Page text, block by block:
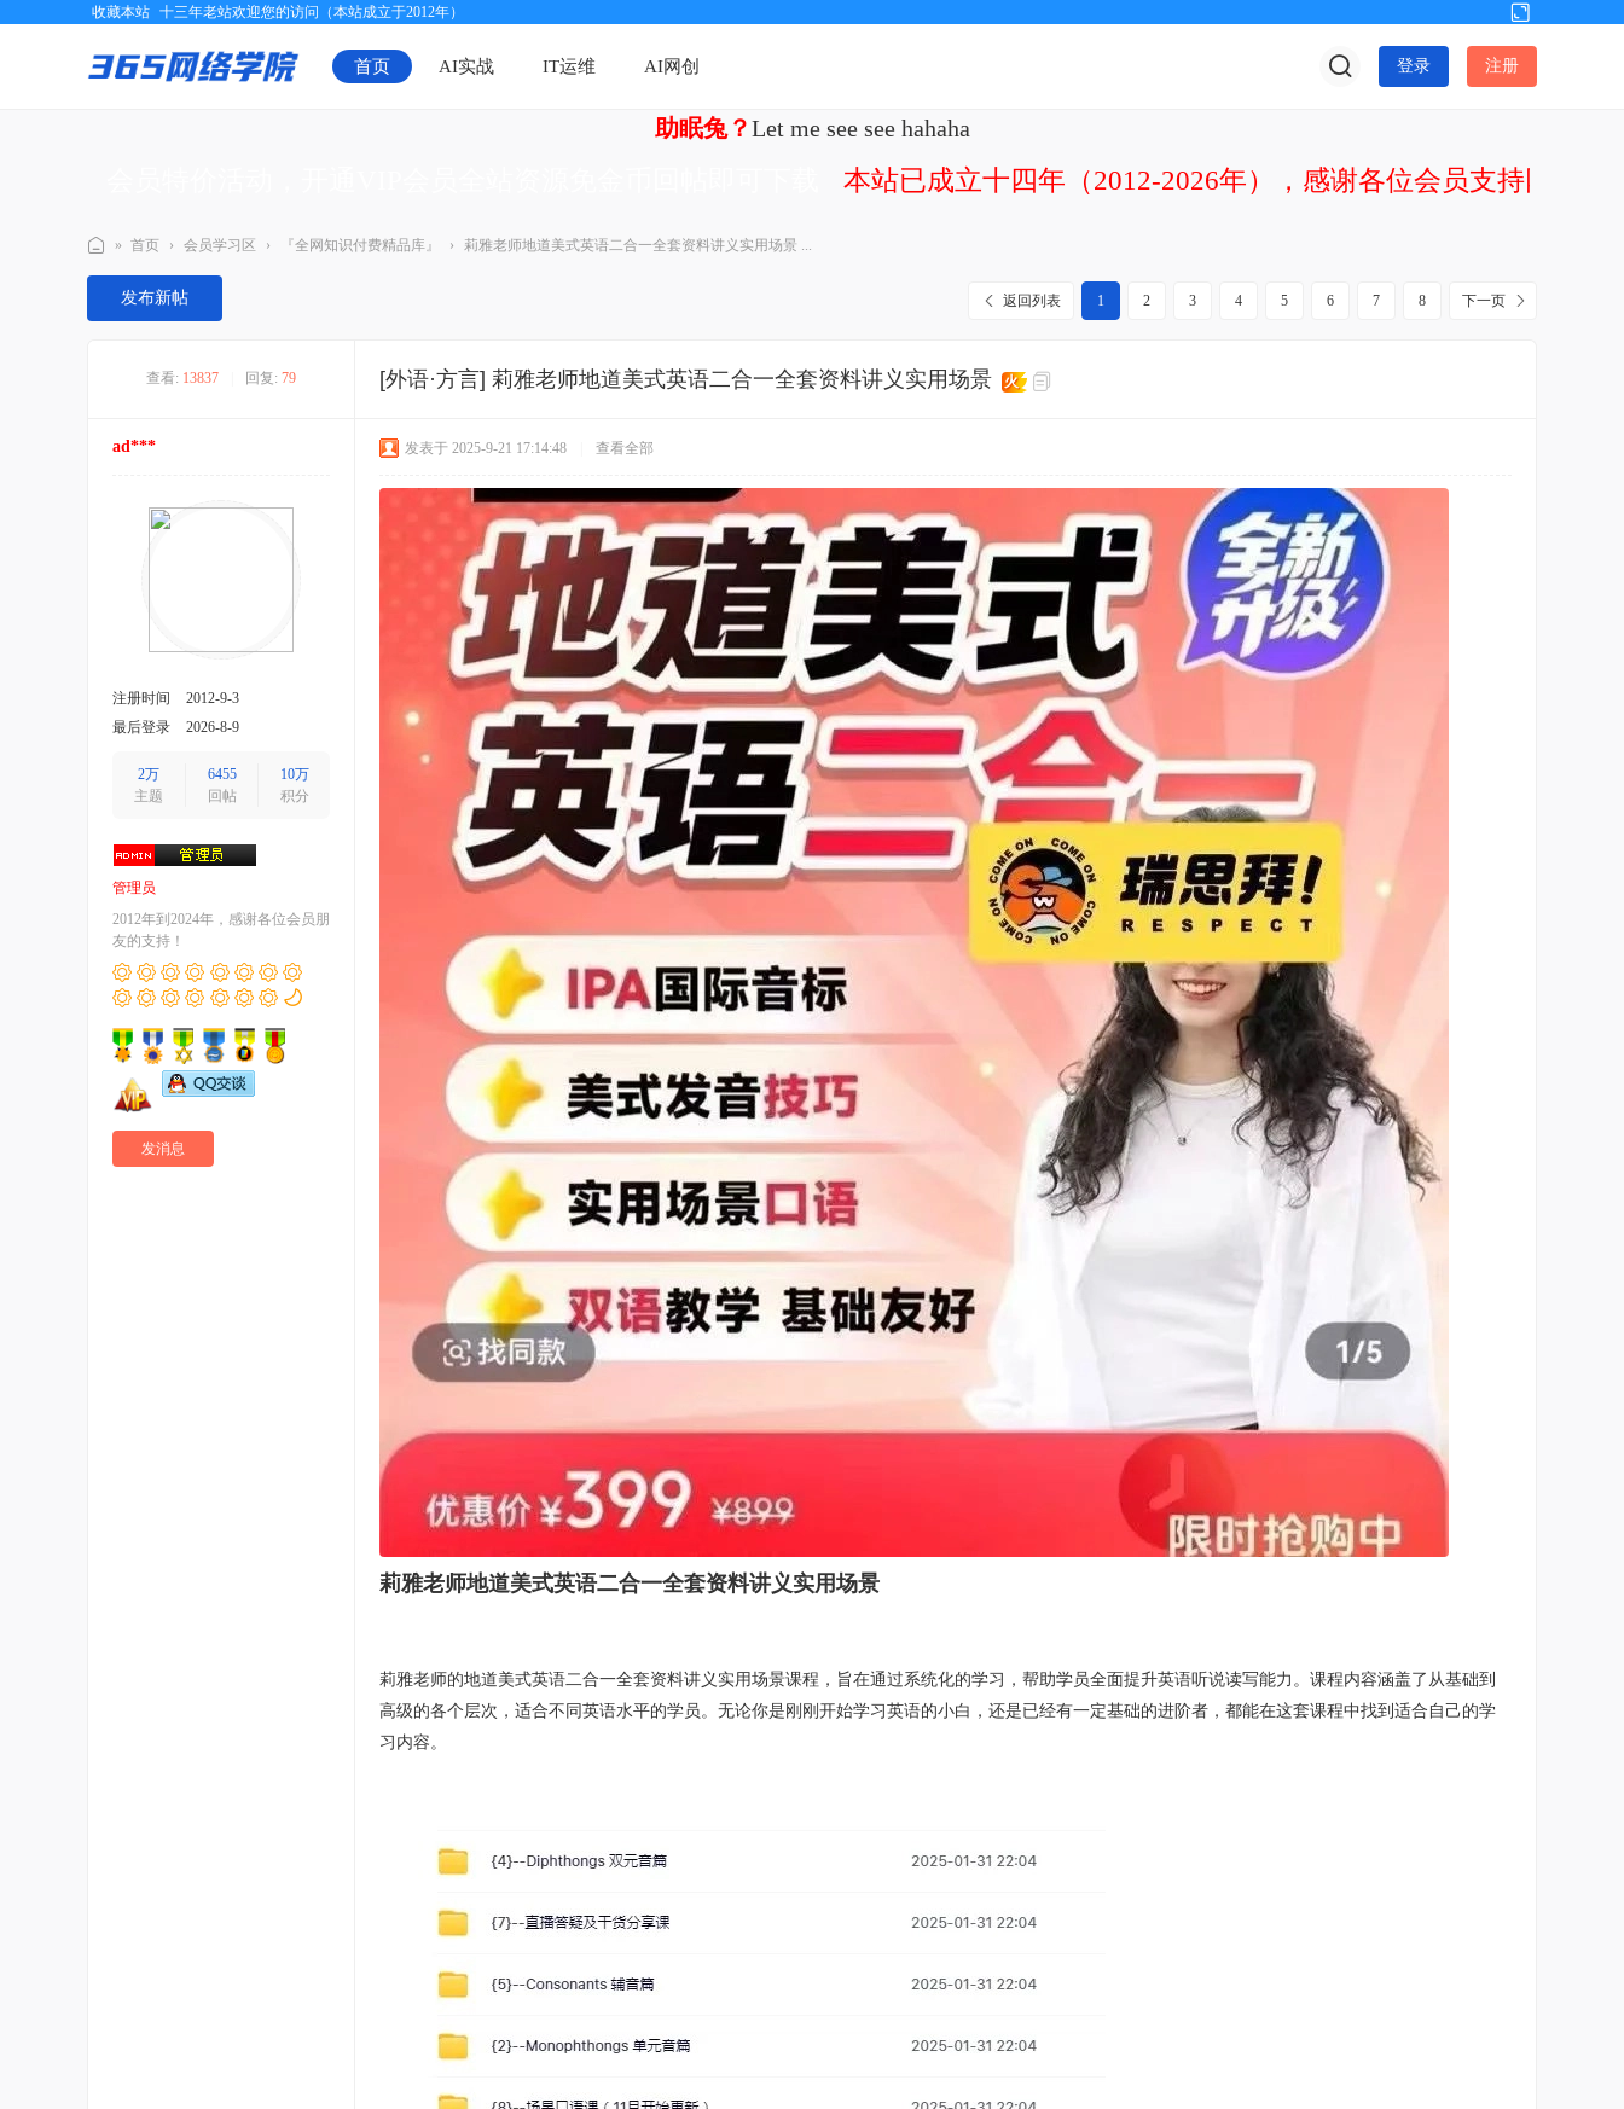
收藏本站 十三年老站欢迎您的访问（本站成立于2012年）
换
到
首页 AI实战 IT运维 AI网创 登录 注册
助眠兔？Let me see see hahaha
本站已成立十四年（2012-2026年），感谢各位会员支持网站发
三
六
» 首页 › 会员学习区 › 『全网知识付费精品库』 › 莉雅老师地道美式英语二合一全套资料讲义实用场景 ...
1 2 3 4 5 6 7 8 下一页
返回列表
发布新帖
查看: 13837 回复: 79 [外语·方言] 莉雅老师地道美式英语二合一全套资料讲义实用场景 火
ad***
注册时间
2012-9-3
最后登录
2026-8-9
2万
主题
6455
回帖
10万
积分
管理员
2012年到2024年，感谢各位会员朋
友的支持！
发消息
发表于 2025-9-21 17:14:48 查看全部
莉雅老师地道美式英语二合一全套资料讲义实用场景
莉雅老师的地道美式英语二合一全套资料讲义实用场景课程，旨在通过系统化的学习，帮助学员全面提升英语听说读写能力。课程内容涵盖了从基础到
高级的各个层次，适合不同英语水平的学员。无论你是刚刚开始学习英语的小白，还是已经有一定基础的进阶者，都能在这套课程中找到适合自己的学
习内容。